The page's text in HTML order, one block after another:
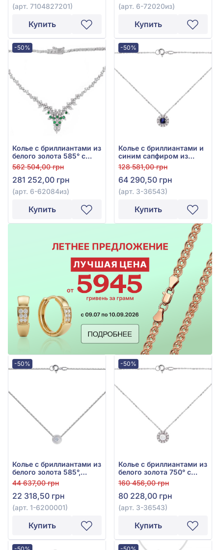
(арт. 7104827201)
Купить
(арт. 6-72020из)
Купить
-50%
Колье с бриллиантами из
белого золота 585° с
зелёным изумрудом
0,51ct и бриллиантами
1,63ct, арт. 6-62084из
562 504,00 грн
281 252,00 грн
(арт. 6-62084из)
Купить
-50%
Колье с бриллиантами и
синим сапфиром из
белого золота 750°, арт.
3-36543
128 581,00 грн
64 290,50 грн
(арт. 3-36543)
Купить
-50%
Колье с бриллиантами из
белого золота 585°,
бриллиант 0,01ct, арт. 1-
6200001
44 637,00 грн
22 318,50 грн
(арт. 1-6200001)
Купить
-50%
Колье с бриллиантами из
белого золота 750° с
бриллиантом 0,31ct, арт.
3-36543
160 456,00 грн
80 228,00 грн
(арт. 3-36543)
Купить